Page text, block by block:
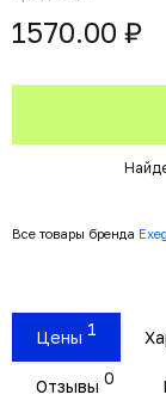
1570.00 ₽
Все товары бренда
Цены 1
Отзывы 0